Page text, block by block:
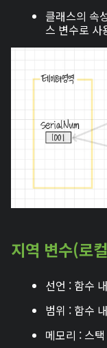
클래스의 속
스 변수로 사
지역 변수(로
선언 : 함수
범위 : 함수
메모리 : 스택